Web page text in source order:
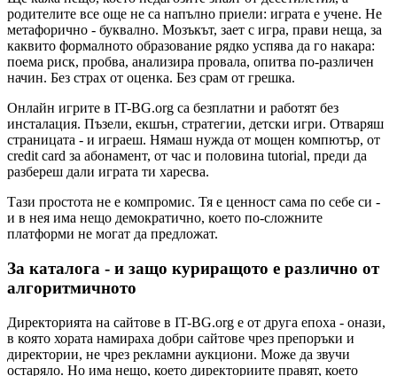
родителите все още не са напълно приели: играта е учене. Не
метафорично - буквално. Мозъкът, зает с игра, прави неща, за
каквито формалното образование рядко успява да го накара:
поема риск, пробва, анализира провала, опитва по-различен
начин. Без страх от оценка. Без срам от грешка.
Онлайн игрите в IT-BG.org са безплатни и работят без
инсталация. Пъзели, екшън, стратегии, детски игри. Отваряш
страницата - и играеш. Нямаш нужда от мощен компютър, от
credit card за абонамент, от час и половина tutorial, преди да
разбереш дали играта ти харесва.
Тази простота не е компромис. Тя е ценност сама по себе си -
и в нея има нещо демократично, което по-сложните
платформи не могат да предложат.
За каталога - и защо куриращото е различно от
алгоритмичното
Директорията на сайтове в IT-BG.org е от друга епоха - онази,
в която хората намираха добри сайтове чрез препоръки и
директории, не чрез рекламни аукциони. Може да звучи
остаряло. Но има нещо, което директориите правят, което